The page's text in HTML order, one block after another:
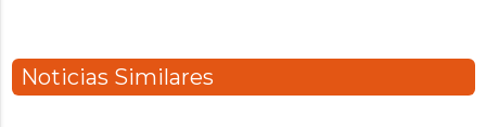
Noticias Similares